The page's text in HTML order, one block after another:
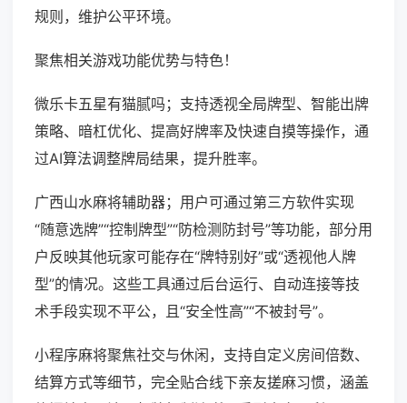
规则，维护公平环境。
聚焦相关游戏功能优势与特色！
微乐卡五星有猫腻吗；支持透视全局牌型、智能出牌
策略、暗杠优化、提高好牌率及快速自摸等操作，通
过AI算法调整牌局结果，提升胜率。
广西山水麻将辅助器；用户可通过第三方软件实现
“随意选牌”“控制牌型”“防检测防封号”等功能，部分用
户反映其他玩家可能存在“牌特别好”或“透视他人牌
型”的情况。这些工具通过后台运行、自动连接等技
术手段实现不平公，且“安全性高”“不被封号”。
小程序麻将聚焦社交与休闲，支持自定义房间倍数、
结算方式等细节，完全贴合线下亲友搓麻习惯，涵盖